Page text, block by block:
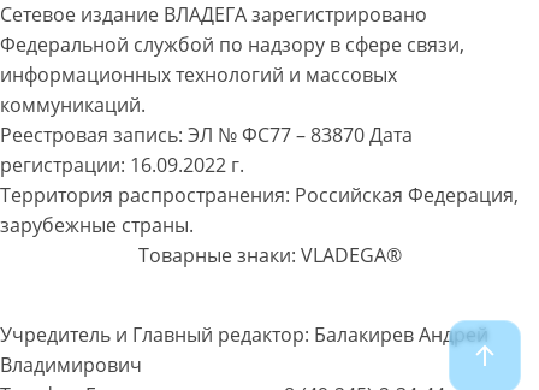
Сетевое издание ВЛАДЕГА зарегистрировано
Федеральной службой по надзору в сфере связи,
информационных технологий и массовых
коммуникаций.
Реестровая запись: ЭЛ № ФС77 – 83870 Дата
регистрации: 16.09.2022 г.
Территория распространения: Российская Федерация,
зарубежные страны.
Товарные знаки: VLADEGA®
Учредитель и Главный редактор: Балакирев Андрей
Владимирович